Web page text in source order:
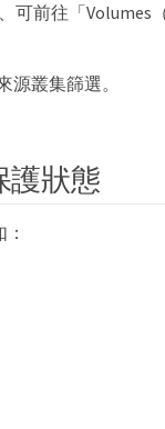
可前往「Volumes
叢集篩選。
護狀態